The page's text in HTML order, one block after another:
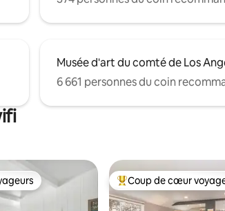
Musée d'art du comté de Los
6 661 personnes du coin
parmi les plus aimés Coup de cœur
Coup de cœur